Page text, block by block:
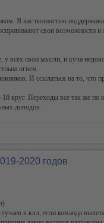
Я вас полностью
свои возможности и
у всех свои мысли, и куча
огнем.
И ссылаться на то, что
круг. Переходы все так же по
доводов.
2020 годов
в квл, если команда